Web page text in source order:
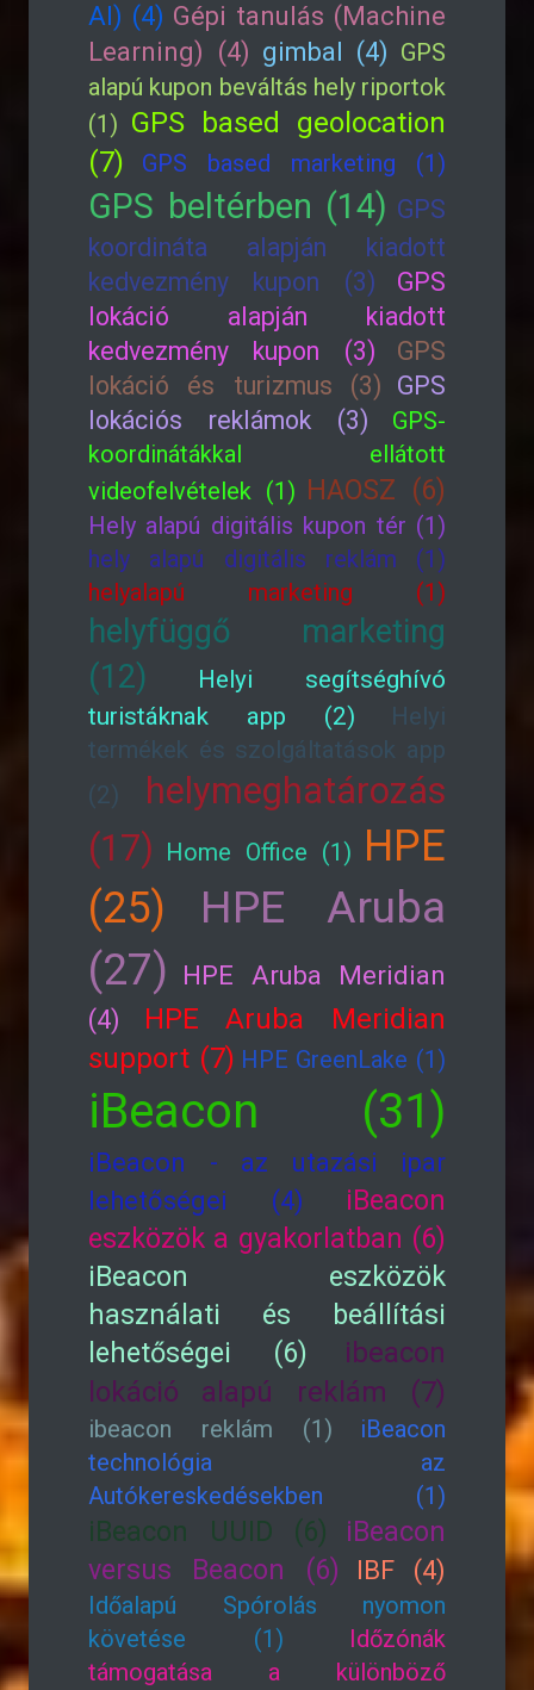
AI) (4) Gépi tanulás (Machine
Learning) (4) gimbal (4) GPS
alapú kupon beváltás hely riportok
(1) GPS based geolocation
(7)
GPS based marketing (1)
GPS beltérben (14) GPS
koordináta alapján kiadott
kedvezmény kupon (3)
GPS
lokáció alapján kiadott
kedvezmény kupon (3)
GPS
lokáció és turizmus (3) GPS
lokációs reklámok (3)
GPS-
koordinátákkal ellátott
videofelvételek (1) HAOSZ (6)
Hely alapú digitális kupon tér (1)
hely alapú digitális reklám (1)
helyalapú marketing (1)
helyfüggő marketing
(12)
Helyi segítséghívó
turistáknak app (2)
Helyi
termékek és szolgáltatások app
(2)
helymeghatározás
(17) Home Office (1) HPE
(25)
HPE Aruba
(27)
HPE Aruba Meridian
(4)
HPE Aruba Meridian
support (7) HPE GreenLake (1)
iBeacon (31)
iBeacon - az utazási ipar
lehetőségei (4)
iBeacon
eszközök a gyakorlatban (6)
iBeacon eszközök
használati és beállítási
lehetőségei (6)
ibeacon
lokáció alapú reklám (7)
ibeacon reklám (1)
iBeacon
technológia az
Autókereskedésekben (1)
iBeacon UUID (6)
iBeacon
versus Beacon (6)
IBF (4)
Időalapú Spórolás nyomon
követése (1)
Időzónák
támogatása a különböző